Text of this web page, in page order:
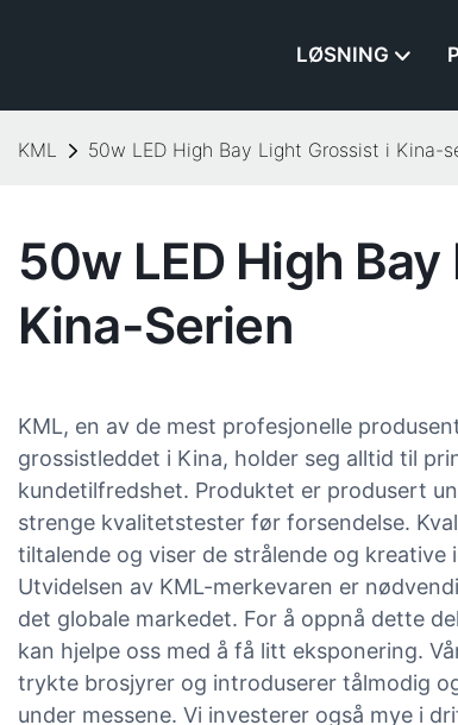
LØSNING
KML 50w LED High Bay Light Grossist i Kina-
50w LED High
Kina-Serien
KML, en av de mest profesjonelle
grossistleddet i Kina, holder seg alltid til
kundetilfredshet. Produktet er produsert
strenge kvalitetstester før forsendelse.
tiltalende og viser de strålende og kreative
Utvidelsen av KML-merkevaren er
det globale markedet. For å oppnå dette
kan hjelpe oss med å få litt eksponering.
trykte brosjyrer og introduserer tålmodig
under messene. Vi investerer også mye i